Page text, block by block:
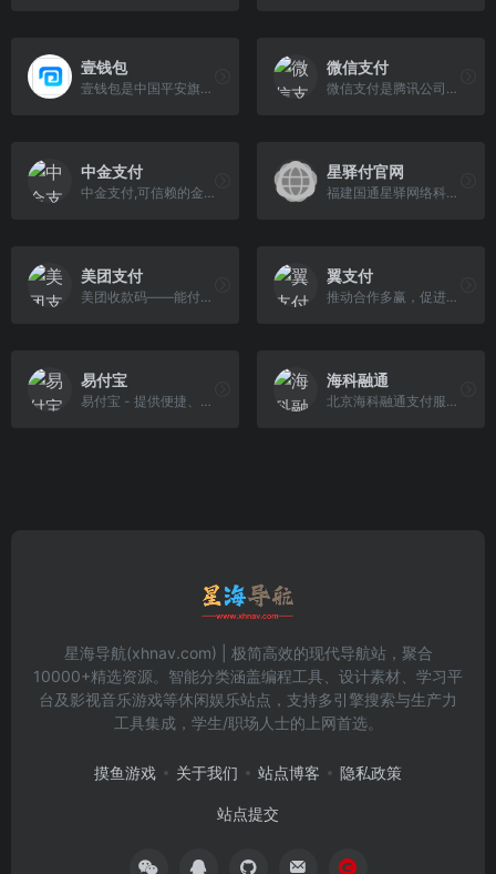
壹钱包
壹钱包是中国平安旗下平安付推出的移动支付客户端
微信支付
微信支付是腾讯公司的支付业务品牌，微信支付商户平台支持线下场所、公众号、小程序、PC网站、APP、企业微信等经营场景快速接入微信支付。微信支付全面打通O2O生活消费领域，提供专业的互联网+行业解决方案，微信支付支持微信红包和微信理财通，是移动支付的首选。
中金支付
中金支付,可信赖的金融科技服务,Securing Your Business Payment /网上支付/互联网支付/
星驿付官网
福建国通星驿网络科技有限公司成立于2010年6月，是由新大陆数字技术股份有限公司控股的一家专门提供银行卡收单综合支付服务的第三方支付机构。
美团支付
美团收款码——能付款能营销的全能二维码.聚合支付全渠道收银/快捷支付省时省力/营销赋能吸引客流.美团收款盒——解放收银员双手,极速收款不漏单
翼支付
推动合作多赢，促进可持续发展，为社会创造全新价值，翼支付打造智慧、安全的数字能力，为消费者和小微企业提供数字生活和数字金融服务，为世界带来勃勃生机 。
易付宝
易付宝 - 提供便捷、安全、专业的网上支付服务，更是为您打造一站式在线生活服务，做您的生活好帮手！
海科融通
北京海科融通支付服务有限公司成立于2001年4月，注册资本2.558亿元，是从事金融电子支付和信息安全领域相关产品研发、生产、销售的综合性高新技术企业，持有 中国人民银行颁发的全国范围内银行卡收单业务类型《支付业务许可证》，拥有全国范围内经营第三方支付业务的从业资质。
星海导航(xhnav.com) | 极简高效的现代导航站，聚合
10000+精选资源。智能分类涵盖编程工具、设计素材、学习平
台及影视音乐游戏等休闲娱乐站点，支持多引擎搜索与生产力
工具集成，学生/职场人士的上网首选。
摸鱼游戏 关于我们 站点博客 隐私政策
站点提交